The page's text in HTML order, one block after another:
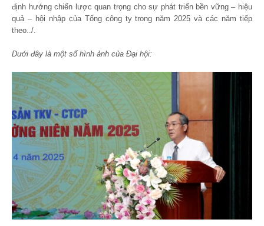
định hướng chiến lược quan trọng cho sự phát triển bền vững – hiệu
quả – hội nhập của Tổng công ty trong năm 2025 và các năm tiếp
theo../.
Dưới đây là một số hình ảnh của Đại hội: